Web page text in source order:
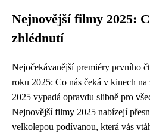
Nejnovější filmy 2025:
zhlédnutí
Nejočekávanější premiéry prvního
roku 2025: Co nás čeká v kinech
2025 vypadá opravdu slibně pro
Nejnovější filmy 2025 nabízejí
velkolepou podívanou, která vás